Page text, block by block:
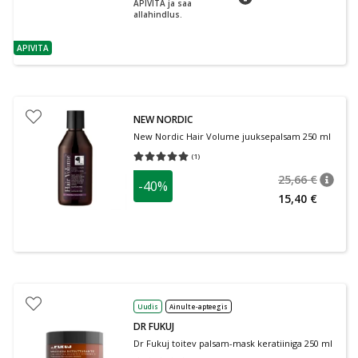
nõuanne
APIVITA
APIVITA ja saa
allahindlus.
NEW NORDIC
New Nordic Hair Volume juuksepalsam 250 ml
(1)
Keskmine hinnang 5.00
-40% 25,66 €
15,40 €
Uudis Ainult e-apteegis
DR FUKUJ
Dr Fukuj toitev palsam-mask keratiiniga 250 ml